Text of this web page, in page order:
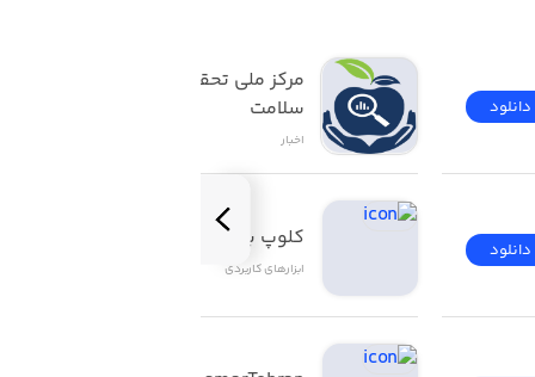
دانلود
دانلود
سلامت
اخبار
کلوپ برلیان
ابزار‌های کاربردی